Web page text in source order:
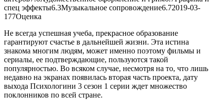
спец эффекты6.3Музыкальное сопровождение6.72019-03-
177Оценка
Не всегда успешная учеба, прекрасное образование
гарантируют счастье в дальнейшей жизни. Эта истина
знакома многим людям, может именно поэтому фильмы и
сериалы, ее подтверждающие, пользуются такой
популярностью. Во всяком случае, несмотря на то, что лишь
недавно на экранах появилась вторая часть проекта, дату
выхода Психологини 3 сезон 1 серии ждет множество
поклонников по всей стране.